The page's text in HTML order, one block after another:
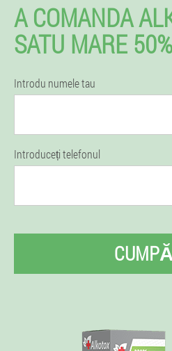
A COMANDA
SATU MARE
Introdu numele tau
Introduceți telefonul